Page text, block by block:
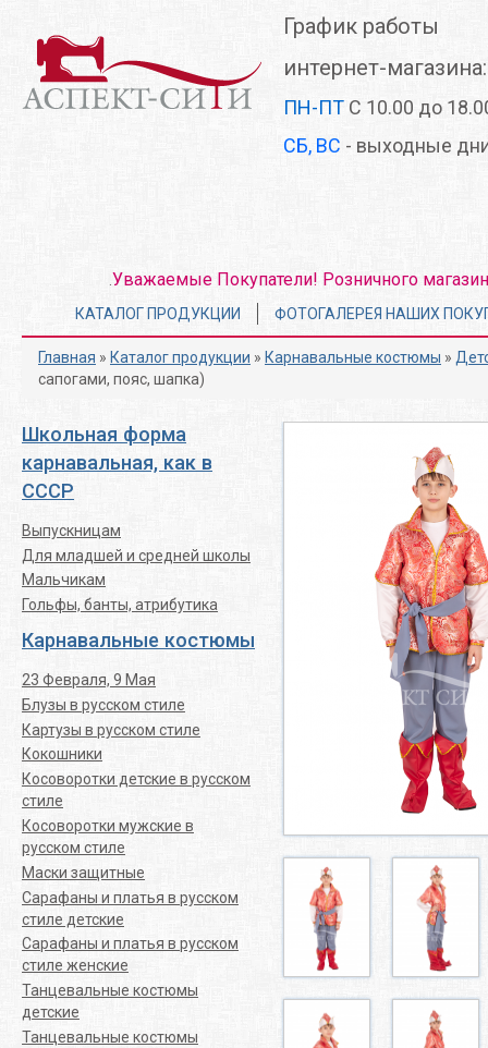
основному
содержанию
График работы
интернет-магазина:
ПН-ПТ С 10.00 до
СБ, ВС - выходные
Уважаемые Покупатели! Розничного
Главное
меню
КАТАЛОГ ПРОДУКЦИИ ФОТОГАЛЕРЕЯ НАШИХ
Главная » Каталог продукции » Карнавальные костюмы »
сапогами, пояс, шапка)
Школьная форма
карнавальная, как в
СССР
Выпускницам
Для младшей и средней школы
Мальчикам
Гольфы, банты, атрибутика
Карнавальные костюмы
23 Февраля, 9 Мая
Блузы в русском стиле
Картузы в русском стиле
Кокошники
Косоворотки детские в русском
стиле
Косоворотки мужские в
русском стиле
Маски защитные
Сарафаны и платья в русском
стиле детские
Сарафаны и платья в русском
стиле женские
Танцевальные костюмы
детские
Танцевальные костюмы